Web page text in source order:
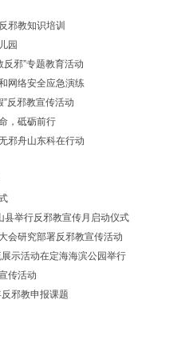
会
督导检查工作
理”模式
聘公告
舟山的温暖点滴
邪教知识培训
园
邪”专题教育活动
网络安全应急演练
反邪教宣传活动
，砥砺前行
邪舟山东科在行动
县举行反邪教宣传月启动仪式
会研究部署反邪教宣传活动
示活动在定海海滨公园举行
传活动
邪教申报课题